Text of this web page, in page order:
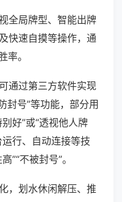
全局牌型、智能出牌
快速自摸等操作，通
率。
通过第三方软件实现
封号”等功能，部分用
好”或“透视他人牌
行、自动连接等技
”“不被封号”。
，划水休闲解压、推